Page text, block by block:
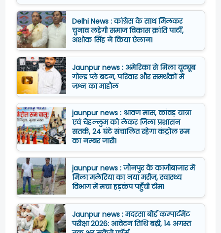
Delhi News : कांग्रेस के साथ मिलकर
चुनाव लड़ेगी समाज विकास क्रांति पार्टी,
अशोक सिंह ने किया ऐलान।
Jaunpur news : अमेरिका से मिला यूट्यूब
गोल्ड प्ले बटन, परिवार और समर्थकों में
जश्न का माहौल
jaunpur news : श्रावण मास, कांवड़ यात्रा
एवं चेहल्लुम को लेकर जिला प्रशासन
सतर्क, 24 घंटे संचालित रहेगा कंट्रोल रूम
का नम्बर जारी।
jaunpur news : जौनपुर के काजीबाजार में
मिला मलेरिया का नया मरीज, स्वास्थ्य
विभाग में मचा हड़कंप पहुँची टीम।
Jaunpur news : मदरसा बोर्ड कम्पार्टमेंट
परीक्षा 2026: आवेदन तिथि बढ़ी, 14 अगस्त